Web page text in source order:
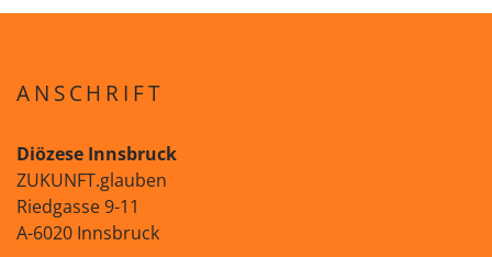
ANSCHRIFT
Diözese Innsbruck
ZUKUNFT.glauben
Riedgasse 9-11
A-6020 Innsbruck